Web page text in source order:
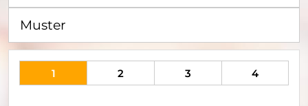
Muster
1 2 3 4